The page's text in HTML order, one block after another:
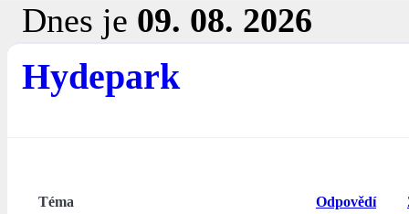
Dnes je 09. 08. 2026
Hydepark
Téma Odpovědí